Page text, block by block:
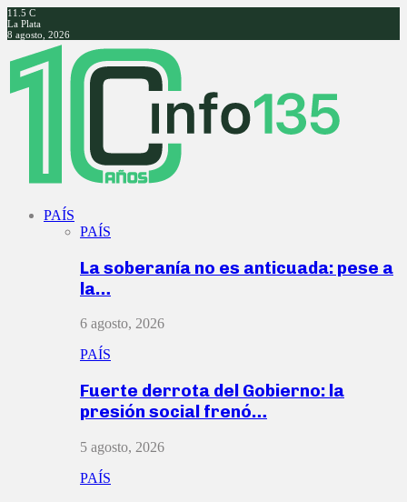
11.5 C
La Plata
8 agosto, 2026
Facebook
Twitter
Instagram
Youtube
PAÍS
PAÍS
La soberanía no es anticuada: pese a
la…
6 agosto, 2026
PAÍS
Fuerte derrota del Gobierno: la
presión social frenó…
5 agosto, 2026
PAÍS